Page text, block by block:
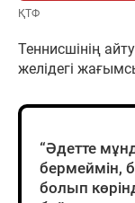
ҚТФ
Теннисшінің
желідегі
“Әдетте
бермеймін,
болып